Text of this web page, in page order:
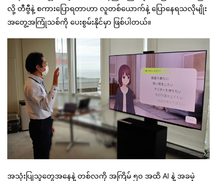
လို့ တီဗွီနဲ့ စကားပြောရတာဟာ လူတစ်ယောက်နဲ့ ပြောနေရသလိုမျိုး
အတွေ့အကြုံသစ်ကို ပေးစွမ်းနိုင်မှာ ဖြစ်ပါတယ်။
အသုံးပြုသူတွေအနေနဲ့ တစ်လကို အကြိမ် ၅၀ အထိ AI နဲ့ အခမဲ့